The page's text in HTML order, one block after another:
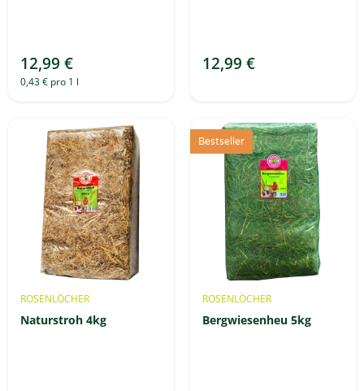
12,99 €
0,43 € pro 1 l
12,99 €
ROSENLÖCHER
Naturstroh 4kg
Bestseller
ROSENLÖCHER
Bergwiesenheu 5kg